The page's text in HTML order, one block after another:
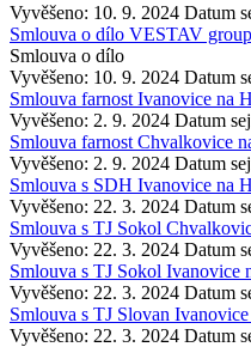
Vyvěšeno: 10. 9. 2024 Datum
Smlouva o dílo VESTAV
Smlouva o dílo
Vyvěšeno: 10. 9. 2024 Datum
Smlouva farnost Ivanovice na
Vyvěšeno: 2. 9. 2024 Datum
Smlouva farnost Chvalkovice
Vyvěšeno: 2. 9. 2024 Datum
Smlouva s SDH Ivanovice na
Vyvěšeno: 22. 3. 2024 Datum
Smlouva s TJ Sokol
Vyvěšeno: 22. 3. 2024 Datum
Smlouva s TJ Sokol Ivanovice
Vyvěšeno: 22. 3. 2024 Datum
Smlouva s TJ Slovan
Vyvěšeno: 22. 3. 2024 Datum